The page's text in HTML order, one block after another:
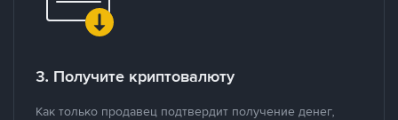
3. Получите криптовалюту
Как только продавец подтвердит получение денег,